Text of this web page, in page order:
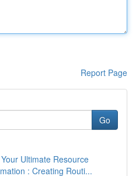
Report Page
Go
Ultimate Resource
: Creating Routi...